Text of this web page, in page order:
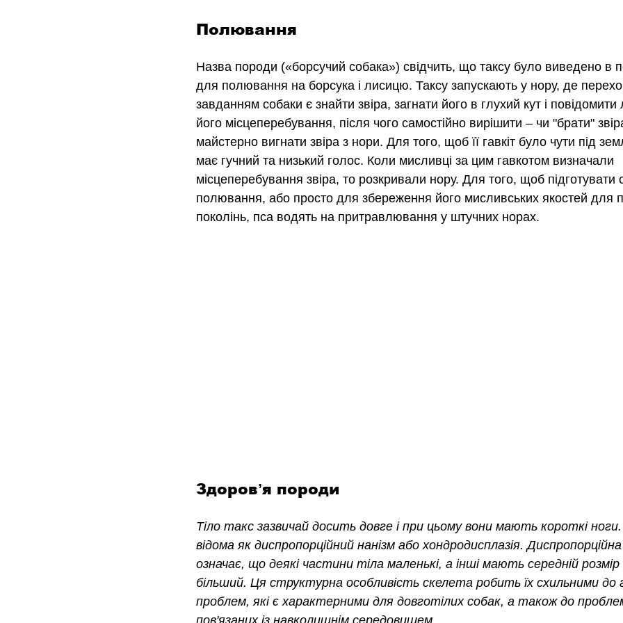
Полювання
Назва породи («борсучий собака») свідчить, що таксу було виведено в
для полювання на борсука і лисицю. Таксу запускають у нору, де
завданням собаки є знайти звіра, загнати його в глухий кут і
його місцеперебування, після чого самостійно вирішити – чи "брати"
майстерно вигнати звіра з нори. Для того, щоб її гавкіт було чути під
має гучний та низький голос. Коли мисливці за цим гавкотом визначали
місцеперебування звіра, то розкривали нору. Для того, щоб
полювання, або просто для збереження його мисливських якостей для
поколінь, пса водять на притравлювання у штучних норах.
Здоровʼя породи
Тіло такс зазвичай досить довге і при цьому вони мають короткі
відома як диспропорційний нанізм або хондродисплазія.
означає, що деякі частини тіла маленькі, а інші мають середній
більший. Ця структурна особливість скелета робить їх схильними
проблем, які є характерними для довготілих собак, а також до